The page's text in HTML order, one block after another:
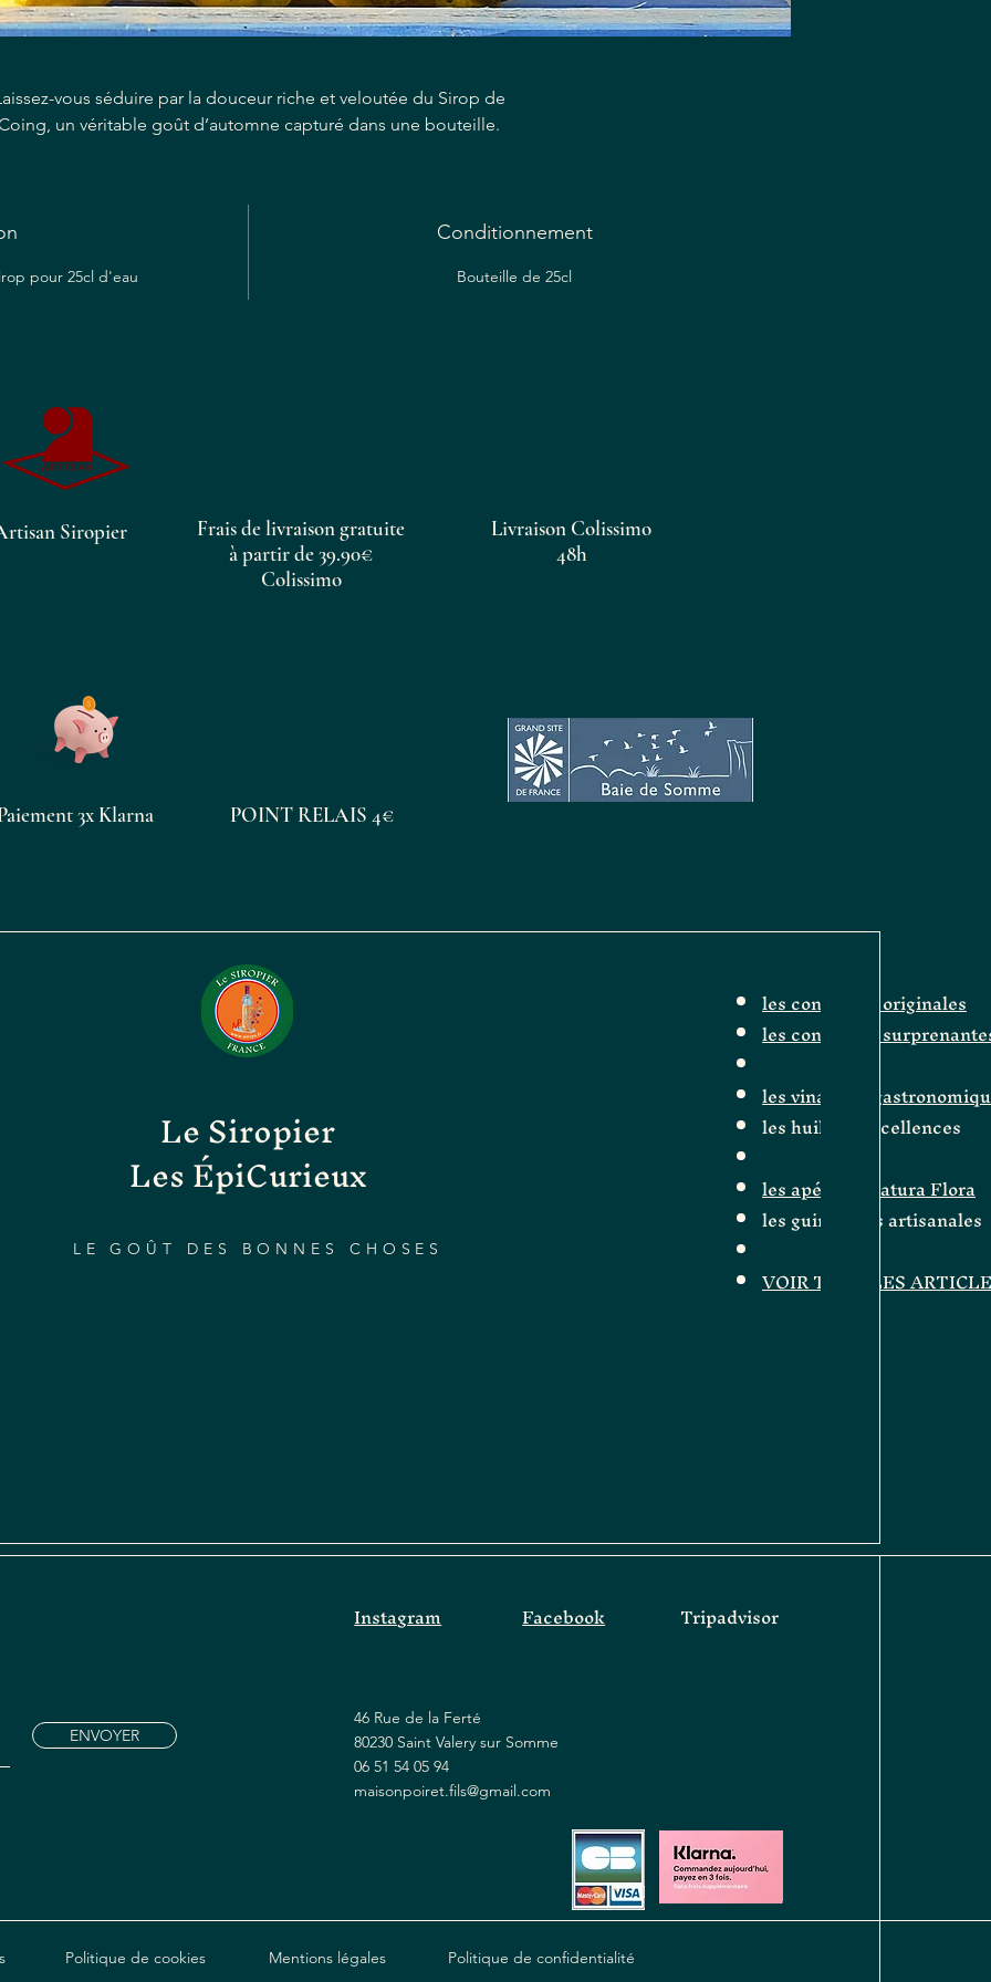
vous séduire par la douceur riche et veloutée du Sirop de
un véritable goût d’automne capturé dans une bouteille.
pour arroser les desserts ou ajouter une pincée à votre cocktail
Que vous soyez à la recherche d’une garniture unique pour
notre sirop de Coing promet d’élever toute création culinaire.
pour 25cl d'eau
Conditionnement
Bouteille de 25cl
Siropier
Frais de livraison gratuite
à partir de 39.90€
Colissimo
Livraison Colissimo
48h
3x Klarna POINT RELAIS 4€
Le Siropier
Les ÉpiCurieux
LE GOÛT DES BONNES CHOSES
les confitures originales
les confitures
les vinaigres
les huiles d'excellences
les apéritifs Natura Flora
les guimauves artisanales
VOIR TOUS LES
ENVOYER
Instagram Facebook Tripadvisor
46 Rue de la Ferté
80230 Saint Valery sur Somme
06 51 54 05 94
maisonpoiret.fils@gmail.com
Politique de cookies Mentions légales Politique de confidentialité